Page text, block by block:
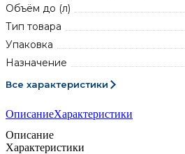
Объём до (л)
Тип товара
Упаковка
Назначение
Все характеристики
ОписаниеХарактеристики
Описание
Характеристики